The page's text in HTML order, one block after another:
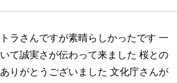
ラさんですが素晴らしかったです 一
て誠実さが伝わって来ました 桜との
りがとうございました 文化庁さんが